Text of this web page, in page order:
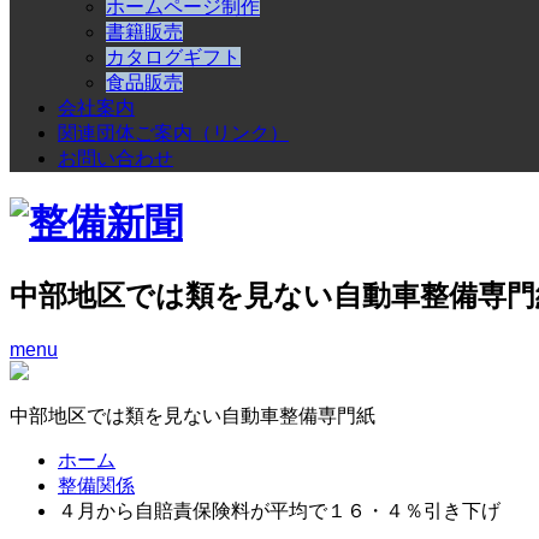
ホームページ制作
書籍販売
カタログギフト
食品販売
会社案内
関連団体ご案内（リンク）
お問い合わせ
中部地区では類を見ない自動車整備専
menu
中部地区では類を見ない自動車整備専門紙
ホーム
整備関係
４月から自賠責保険料が平均で１６・４％引き下げ